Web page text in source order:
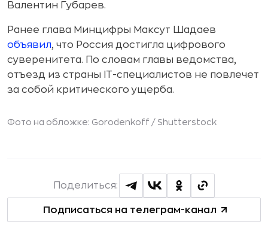
Валентин Губарев.
Ранее глава Минцифры Максут Шадаев
объявил, что Россия достигла цифрового
суверенитета. По словам главы ведомства,
отъезд из страны IT-специалистов не повлечет
за собой критического ущерба.
Фото на обложке: Gorodenkoff / Shutterstock
Подписаться на телеграм-канал
Поделиться: